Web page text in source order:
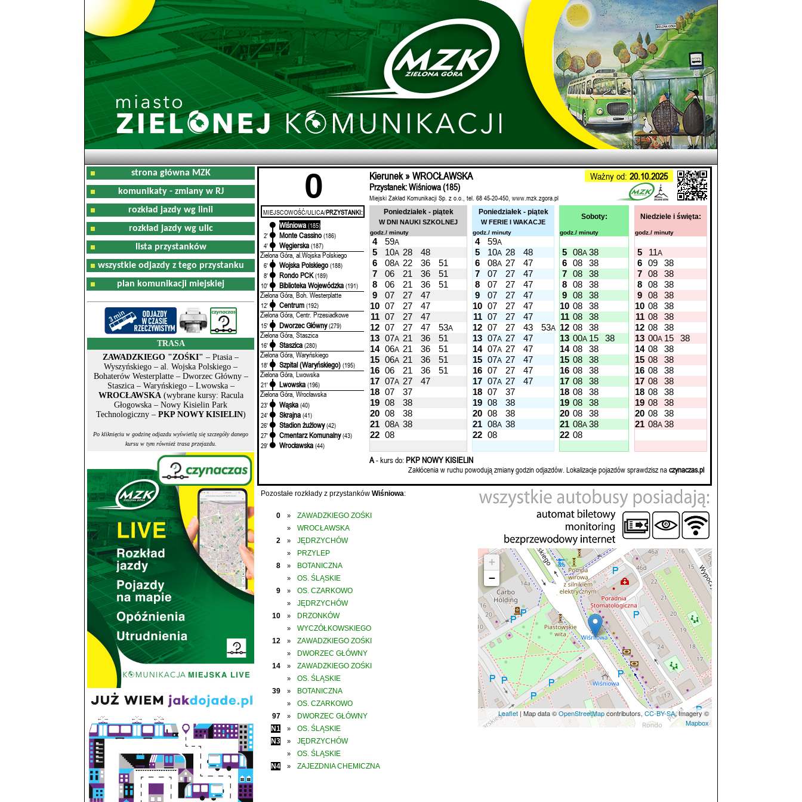
strona główna MZK
komunikaty - zmiany w RJ
rozkład jazdy wg linii
rozkład jazdy wg ulic
lista przystanków
wszystkie odjazdy z tego przystanku
plan komunikacji miejskiej
TRASA
ZAWADZKIEGO "ZOŚKI" – Ptasia –
Wyszyńskiego – al. Wojska Polskiego –
Bohaterów Westerplatte – Dworzec Główny –
Staszica – Waryńskiego – Lwowska –
WROCŁAWSKA(wybrane kursy: Racula
Głogowska – Nowy Kisielin Park
Technologiczny – PKP NOWY KISIELIN)
Po kliknięciu w godzinę odjazdu wyświetlą się szczegóły danego
kursu w tym również trasa przejazdu.
0 Kierunek » WROCŁAWSKA Ważny od: 20.10.2025
Przystanek: Wiśniowa (185)
Miejski Zakład Komunikacji Sp. z o.o., tel. 68 45-20-450, www.mzk.zgora.pl
MIEJSCOWOŚĆ/ULICA/PRZYSTANKI:
Wiśniowa (185)
2'
Monte Cassino (186)
4'
Węgierska (187)
Zielona Góra, al.Wojska Polskiego
6' Wojska Polskiego (188)
8'
Rondo PCK (189)
10'
Biblioteka Wojewódzka (191)
Zielona Góra, Boh. Westerplatte
12' Centrum (192)
Zielona Góra, Centr. Przesiadkowe
15' Dworzec Główny (279)
Zielona Góra, Staszica
16' Staszica (280)
Zielona Góra, Waryńskiego
18' Szpital (Waryńskiego) (195)
Zielona Góra, Lwowska
21' Lwowska (196)
Zielona Góra, Wrocławska
23' Wąska (40)
24'
Skrajna (41)
26'
Stadion żużlowy (42)
27'
Cmentarz Komunalny (43)
29'
Wrocławska (44)
Poniedziałek - piątek
W DNI NAUKI SZKOLNEJ
Poniedziałek - piątek
W FERIE I WAKACJE
Soboty: Niedziele i święta:
godz./ minuty godz./ minuty godz./ minuty godz./ minuty
4 59A 4 59A
5 10A 28 48 5 10A 28 48 5 08A 38 5 11A
6 08A 22 36 51 6 08A 27 47 6 08 38 6 09
38
7
06 21 36 51 7 07 27 47 7 08 38 7 08
38
8
06 21 36 51 8 07 27 47 8 08 38 8 08
38
9
07 27 47 9 07 27 47 9 08 38 9 08
38
10 07 27 47 10 07 27 47 10 08 38 10 08
38
11 07 27 47 11 07 27 47 11 08 38 11 08
38
12 07 27 47 53A 12 07 27 43 53A 12 08 38 12 08
38
13 07A 21 36 51 13 07A 27 47 13 00A 15 38 13 00A 15
38
14 06A 21 36 51 14 07A 27 47 14 08 38 14 08
38
15 06A 21 36 51 15 07A 27 47 15 08 38 15 08
38
16 06 21 36 51 16 07 27 47 16 08 38 16 08
38
17 07A 27 47 17 07A 27 47 17 08 38 17 08
38
18 07 37 18 07 37 18 08 38 18 08
38
19 08 38 19 08 38 19 08 38 19 08
38
20 08 38 20 08 38 20 08 38 20 08
38
21 08A 38 21 08A 38 21 08A 38 21 08A 38
22 08 22 08 22 08
A- kurs do:PKP NOWY KISIELIN
Zakłócenia w ruchu powodują zmiany godzin odjazdów. Lokalizacje pojazdów sprawdzisz naczynaczas.pl
Pozostałe rozkłady z przystanków Wiśniowa:
0 » ZAWADZKIEGO ZOŚKI
»
WROCŁAWSKA
2
» JĘDRZYCHÓW
»
PRZYLEP
8
» BOTANICZNA
»
OS. ŚLĄSKIE
9
» OS. CZARKOWO
»
JĘDRZYCHÓW
10
» DRZONKÓW
»
WYCZÓŁKOWSKIEGO
12
» ZAWADZKIEGO ZOŚKI
»
DWORZEC GŁÓWNY
14
» ZAWADZKIEGO ZOŚKI
»
OS. ŚLĄSKIE
39
» BOTANICZNA
»
OS. CZARKOWO
97
»
DWORZEC GŁÓWNY
N1
»
OS. ŚLĄSKIE
N3
» JĘDRZYCHÓW
»
OS. ŚLĄSKIE
N4
» ZAJEZDNIA CHEMICZNA
+
−
Leaflet| Map data ©OpenStreetMapcontributors, CC-BY-SA, Imagery ©
Mapbox